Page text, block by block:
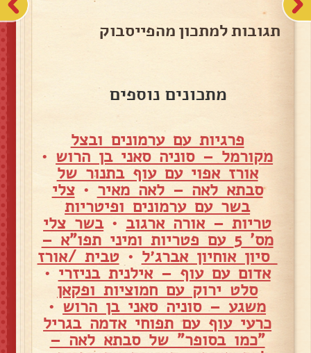
תגובות למתכון מהפייסבוק
מתכונים נוספים
פרגיות עם ערמונים ובצל
מקורמל – סוניה סאני בן הרוש •
אורז אפוי עם עוף בתנור של
סבתא לאה – לאה מאיר •צלי
בשר עם ערמונים ופיטריות
טריות – אורה ארגוב •בשר צלי
מס' 5 עם פטריות ומיני תפו"א –
סיון אוחיון אברג׳ל •טבית /אורז
אדום עם עוף – אילנית בניזרי •
סלט ירוק עם חמוציות ופקאן
משגע – סוניה סאני בן הרוש •
כרעי עוף עם תפוחי אדמה בגריל
"כמו בסופר" של סבתא לאה –